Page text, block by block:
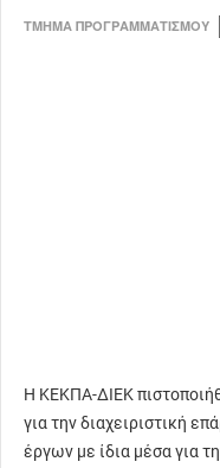
ΤΜΗΜΑ ΠΡΟΓΡΑΜΜΑΤΙΣΜΟΥ
Η ΚΕΚΠΑ-ΔΙΕΚ
για την διαχειριστική
έργων με ίδια μέσα για